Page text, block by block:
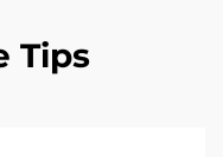
Tips